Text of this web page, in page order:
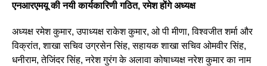
एनआरएमयू की नयी कार्यकारिणी गठित, रमेश होंगे अध्यक्ष
अध्यक्ष रमेश कुमार, उपाध्यक्ष राकेश कुमार, ओ पी मीणा, विश्वजीत शर्मा और
विक्रांत, शाखा सचिव उग्रसेन सिंह, सहायक शाखा सचिव ओमवीर सिंह,
धनीराम, तेजिंदर सिंह, नरेश गुरंग के अलावा कोषाध्यक्ष नरेश कुमार का नाम